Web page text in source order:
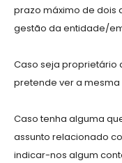
prazo máximo de dois
gestão da entidade/
Caso seja
pretende ver a
Caso tenha alguma
assunto relacionado
indicar-nos algum